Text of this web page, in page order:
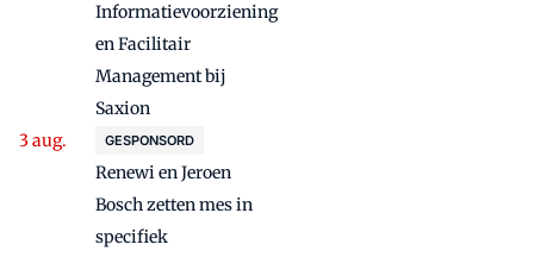
Informatievoorziening
en Facilitair
Management bij
Saxion
GESPONSORD
Renewi en Jeroen
Bosch zetten mes in
specifiek